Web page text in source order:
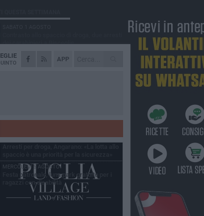
APP
dei carabinieri a Bisceglie
MARTEDÌ 4 AGOSTO
Emergenza caldo, il Comune di Bisceglie
Due auto incendiate nella notte in via Dieta
SABATO 1 AGOSTO
MERCOLEDÌ 5 AGOSTO
Festa patronale, luna park gratuito per i
ragazzi con disabilità